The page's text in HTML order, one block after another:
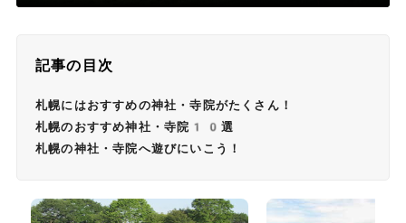
記事の目次
札幌にはおすすめの神社・寺院がたくさん！
札幌のおすすめ神社・寺院10選
札幌の神社・寺院へ遊びにいこう！